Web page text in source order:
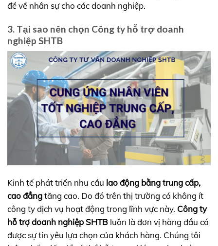
đề về nhân sự cho các doanh nghiệp.
3. Tại sao nên chọn Công ty hỗ trợ doanh
nghiệp SHTB
Kinh tế phát triển nhu cầu lao động bằng trung cấp,
cao đẳngtăng cao. Do đó trên thị trường có không ít
công ty dịch vụ hoạt động trong lĩnh vực này. Công ty
hỗ trợ doanh nghiệp SHTB luôn là đơn vị hàng đầu có
được sự tin yêu lựa chọn của khách hàng. Chúng tôi